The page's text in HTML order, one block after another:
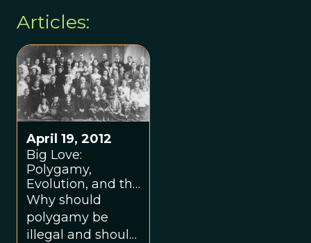
Articles:
April 19, 2012
Big Love:
Polygamy,
Evolution, and the
Law
Why should
polygamy be
illegal and should